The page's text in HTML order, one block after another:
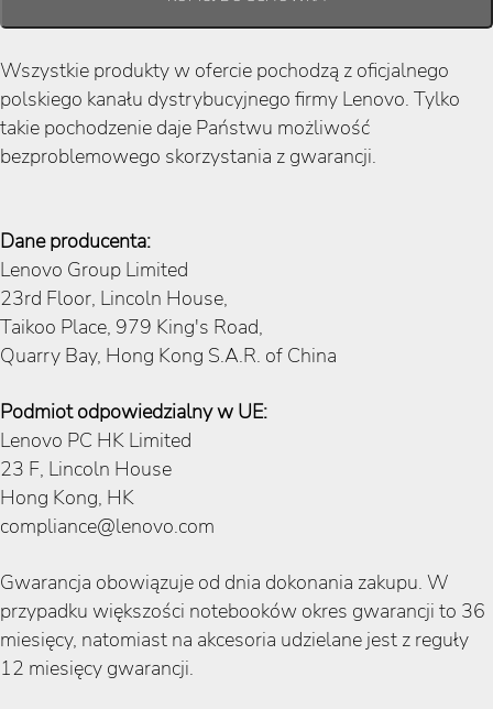
Wszystkie produkty w ofercie pochodzą z oficjalnego
polskiego kanału dystrybucyjnego firmy Lenovo. Tylko
takie pochodzenie daje Państwu możliwość
bezproblemowego skorzystania z gwarancji.
Dane producenta:
Lenovo Group Limited
23rd Floor, Lincoln House,
Taikoo Place, 979 King's Road,
Quarry Bay, Hong Kong S.A.R. of China
Podmiot odpowiedzialny w UE:
Lenovo PC HK Limited
23 F, Lincoln House
Hong Kong, HK
compliance@lenovo.com
Gwarancja obowiązuje od dnia dokonania zakupu. W
przypadku większości notebooków okres gwarancji to 36
miesięcy, natomiast na akcesoria udzielane jest z reguły
12 miesięcy gwarancji.